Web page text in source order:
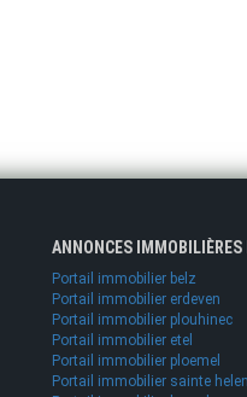
ANNONCES IMMOBILIÈRES
Portail immobilier belz
Portail immobilier erdeven
Portail immobilier plouhinec
Portail immobilier etel
Portail immobilier ploemel
Portail immobilier sainte